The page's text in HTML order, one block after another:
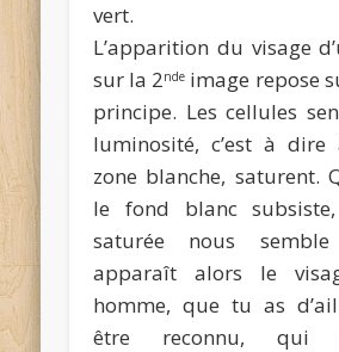
vert.
L’apparition du visage
sur la 2nde image repose
principe. Les cellules
luminosité, c’est à
zone blanche, saturent.
le fond blanc
saturée nous
apparaît alors le
homme, que tu as
être reconnu, qui